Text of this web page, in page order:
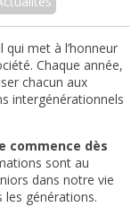
met à l’honneur
Chaque année,
chacun aux
intergénérationnels
commence dès
sont au
dans notre vie
générations.